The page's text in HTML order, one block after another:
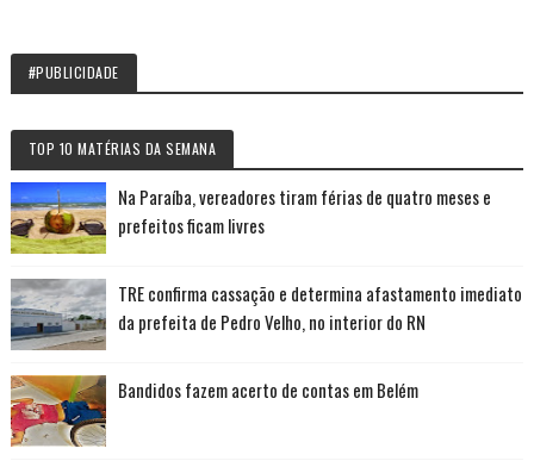
#PUBLICIDADE
TOP 10 MATÉRIAS DA SEMANA
Na Paraíba, vereadores tiram férias de quatro meses e
prefeitos ficam livres
TRE confirma cassação e determina afastamento imediato
da prefeita de Pedro Velho, no interior do RN
Bandidos fazem acerto de contas em Belém